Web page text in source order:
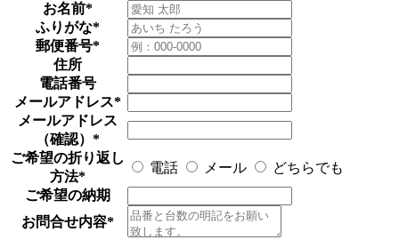
お名前*
ふりがな*
郵便番号*
住所
電話番号
メールアドレス*
メールアドレス
（確認） *
ご希望の折り返し
方法*
電話 メール
どちらでも
ご希望の納期
お問合せ内容*